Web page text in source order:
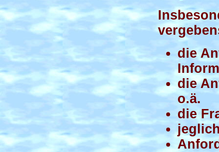
die
die
o.ä.
die